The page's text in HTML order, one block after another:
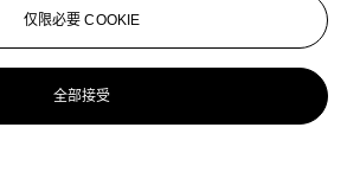
仅限必要 COOKIE
全部接受